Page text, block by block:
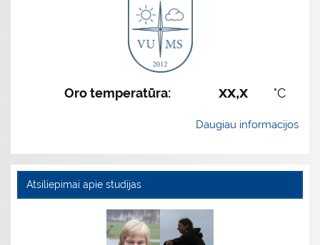
Oro temperatūra: xx,x °C
Daugiau informacijos
Atsiliepimai apie studijas